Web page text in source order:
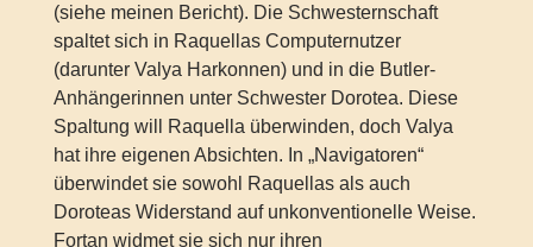
(siehe meinen Bericht). Die Schwesternschaft
spaltet sich in Raquellas Computernutzer
(darunter Valya Harkonnen) und in die Butler-
Anhängerinnen unter Schwester Dorotea. Diese
Spaltung will Raquella überwinden, doch Valya
hat ihre eigenen Absichten. In „Navigatoren“
überwindet sie sowohl Raquellas als auch
Doroteas Widerstand auf unkonventionelle Weise.
Fortan widmet sie sich nur ihren